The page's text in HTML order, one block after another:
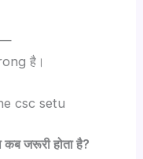
—
है।
csc setu
जरूरी होता है?